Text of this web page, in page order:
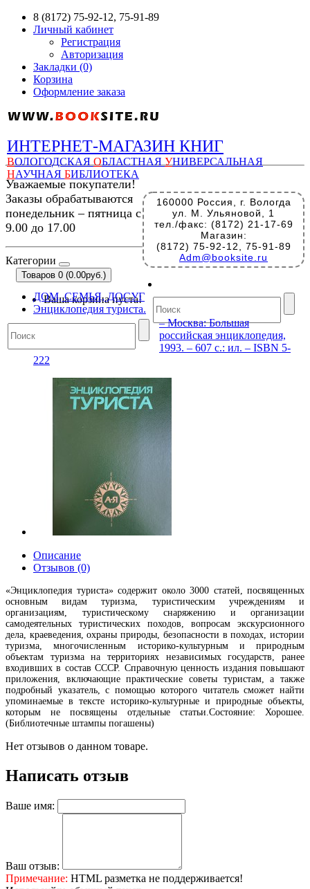
8 (8172) 75-92-12, 75-91-89
Личный кабинет
Регистрация
Авторизация
Закладки (0)
Корзина
Оформление заказа
ИНТЕРНЕТ-МАГАЗИН КНИГ
ВОЛОГОДСКАЯ ОБЛАСТНАЯ УНИВЕРСАЛЬНАЯ
НАУЧНАЯ БИБЛИОТЕКА
160000 Россия, г. Вологда
ул. М. Ульяновой, 1
тел./факс: (8172) 21-17-69
Магазин:
(8172) 75-92-12, 75-91-89
Adm@booksite.ru
Уважаемые покупатели!
Заказы обрабатываются
понедельник – пятница с
9.00 до 17.00
Категории
Товаров 0 (0.00руб.)
Ваша корзина пуста!
ДОМ, СЕМЬЯ, ДОСУГ
Энциклопедия туриста.
– Москва: Большая
российская энциклопедия,
1993. – 607 с.: ил. – ISBN 5-
222
Описание
Отзывов (0)
«Энциклопедия туриста» содержит около 3000 статей, посвященных
основным видам туризма, туристическим учреждениям и
организациям, туристическому снаряжению и организации
самодеятельных туристических походов, вопросам экскурсионного
дела, краеведения, охраны природы, безопасности в походах, истории
туризма, многочисленным историко-культурным и природным
объектам туризма на территориях независимых государств, ранее
входивших в состав СССР. Справочную ценность издания повышают
приложения, включающие практические советы туристам, а также
подробный указатель, с помощью которого читатель сможет найти
упоминаемые в тексте историко-культурные и природные объекты,
которым не посвящены отдельные статьи.Состояние: Хорошее.
(Библиотечные штампы погашены)
Нет отзывов о данном товаре.
Написать отзыв
Ваше имя:
Ваш отзыв:
Примечание: HTML разметка не поддерживается!